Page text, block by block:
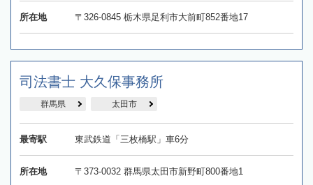
所在地 〒326-0845 栃木県足利市大前町852番地17
司法書士 大久保事務所
群馬県 太田市
最寄駅 東武鉄道「三枚橋駅」車6分
所在地 〒373-0032 群馬県太田市新野町800番地1